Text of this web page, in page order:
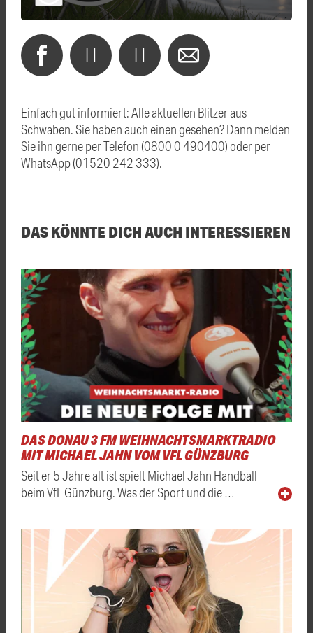
Einfach gut informiert: Alle aktuellen Blitzer aus
Schwaben. Sie haben auch einen gesehen? Dann melden
Sie ihn gerne per Telefon (0800 0 490400) oder per
WhatsApp (01520 242 333).
DAS KÖNNTE DICH AUCH INTERESSIEREN
DAS DONAU 3 FM WEIHNACHTSMARKTRADIO
MIT MICHAEL JAHN VOM VFL GÜNZBURG
Seit er 5 Jahre alt ist spielt Michael Jahn Handball
beim VfL Günzburg. Was der Sport und die …